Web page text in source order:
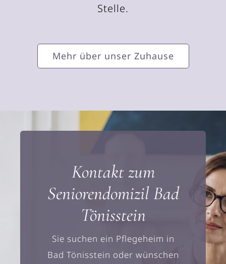
Stelle.
Mehr über unser Zuhause
Kontakt zum
Seniorendomizil Bad
Tönisstein
Sie suchen ein Pflegeheim in
Bad Tönisstein oder wünschen